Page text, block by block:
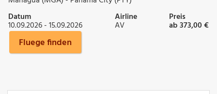
Datum
10.09.2026 - 15.09.2026
Airline
AV
Preis
ab 373,00 €
Fluege finden